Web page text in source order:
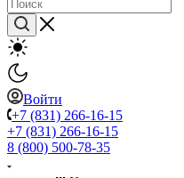
Войти
+7 (831) 266-16-15
+7 (831) 266-16-15
8 (800) 500-78-35